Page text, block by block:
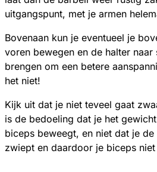
uitgangspunt, met je armen
Bovenaan kun je eventueel je
voren bewegen en de halter
brengen om een betere
het niet!
Kijk uit dat je niet teveel gaat
is de bedoeling dat je het
biceps beweegt, en niet dat je
zwiept en daardoor je biceps